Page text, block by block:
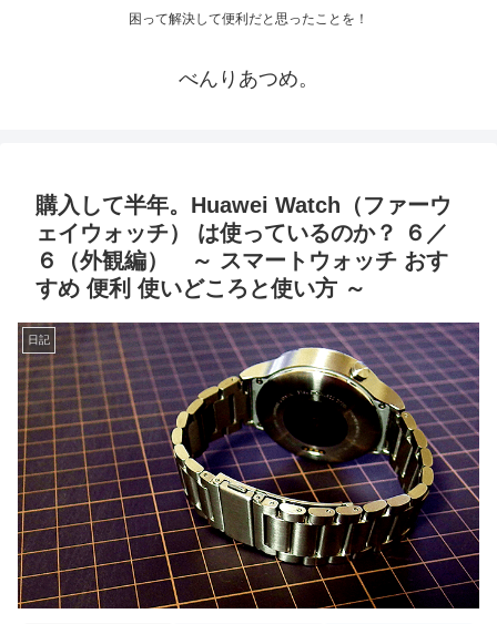
困って解決して便利だと思ったことを！
べんりあつめ。
購入して半年。Huawei Watch（ファーウ
ェイウォッチ） は使っているのか？ ６／
６（外観編） ～ スマートウォッチ おす
すめ 便利 使いどころと使い方 ～
日記